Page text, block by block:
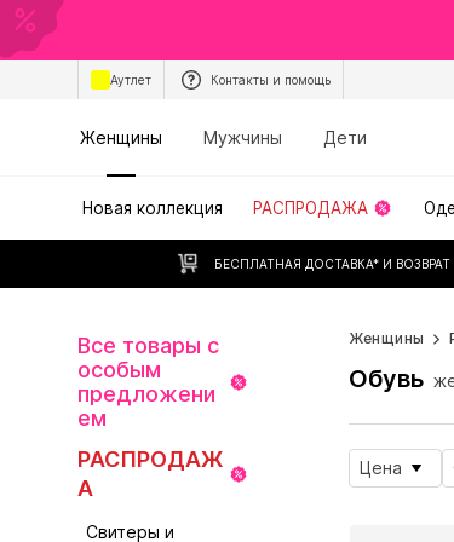
Аутлет Контакты и помощь
Женщины Мужчины Дети
Новая коллекция РАСПРОДАЖА
БЕСПЛАТНАЯ ДОСТАВКА* И ВОЗВРАТ
Все товары с
особым
предложени
ем
РАСПРОДАЖ
А
Свитеры и
Женщины
Обувь
Цена